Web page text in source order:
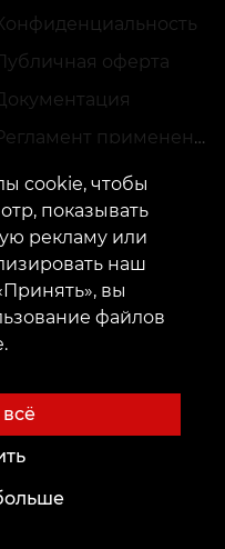
оферта
Регламент применения акций
tattoo.com
tattoo.com
VEAN
cookie, чтобы
показывать
рекламу или
наш
вы
файлов